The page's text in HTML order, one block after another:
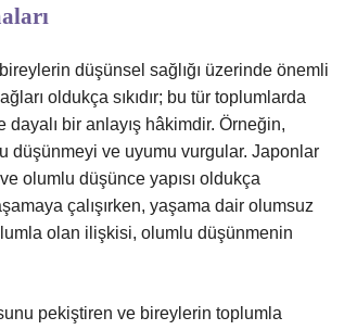
düşünsel sağlığı üzerinde önemli
oldukça sıkıdır; bu tür toplumlarda
bir anlayış hâkimdir. Örneğin,
düşünmeyi ve uyumu vurgular. Japonlar
olumlu düşünce yapısı oldukça
çalışırken, yaşama dair olumsuz
olan ilişkisi, olumlu düşünmenin
pekiştiren ve bireylerin toplumla